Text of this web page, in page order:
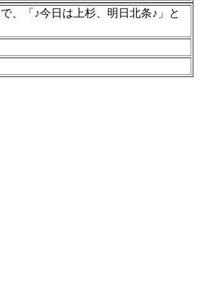
、「♪今日は上杉、明日北条♪」と